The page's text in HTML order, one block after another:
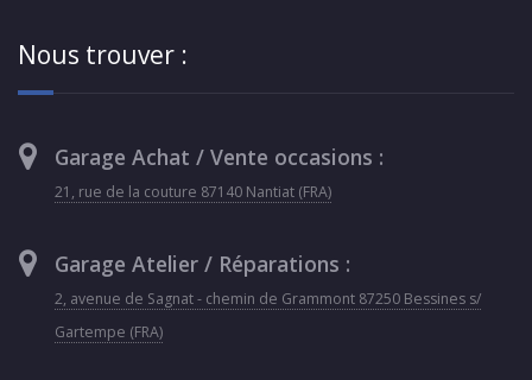
Nous trouver :
Garage Achat / Vente occasions :
21, rue de la couture 87140 Nantiat (FRA)
Garage Atelier / Réparations :
2, avenue de Sagnat - chemin de Grammont 87250 Bessines s/
Gartempe (FRA)